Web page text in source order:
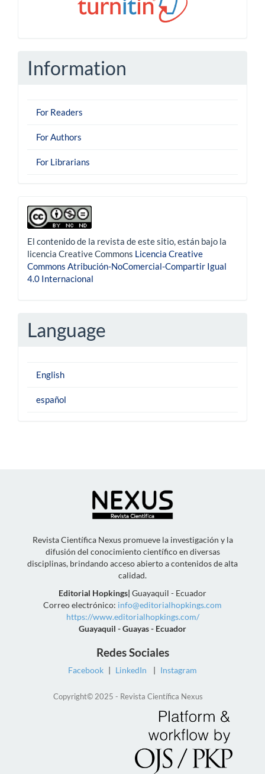
Information
For Readers
For Authors
For Librarians
derechoautor
El contenido de la revista de este sitio, están bajo la
licencia Creative Commons Licencia Creative
Commons Atribución-NoComercial-Compartir Igual
4.0 Internacional
Language
English
español
Revista Científica Nexus promueve la investigación y la
difusión del conocimiento científico en diversas
disciplinas, brindando acceso abierto a contenidos de alta
calidad.
Editorial Hopkings| Guayaquil - Ecuador
Correo electrónico: info@editorialhopkings.com
https://www.editorialhopkings.com/
Guayaquil - Guayas - Ecuador
Redes Sociales
Facebook | LinkedIn | Instagram
Copyright© 2025 - Revista Científica Nexus